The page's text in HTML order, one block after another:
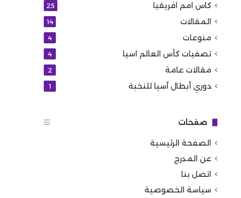
كاس امم افريقيا 25
المقالات 14
منوعات 4
تصفيات كأس العالم اسيا 4
مقالات عامة 2
دوري أبطال آسيا للنخبة 1
صفحات
الصفحة الرئيسية
عن المدرج
اتصل بنا
سياسة الخصوصية